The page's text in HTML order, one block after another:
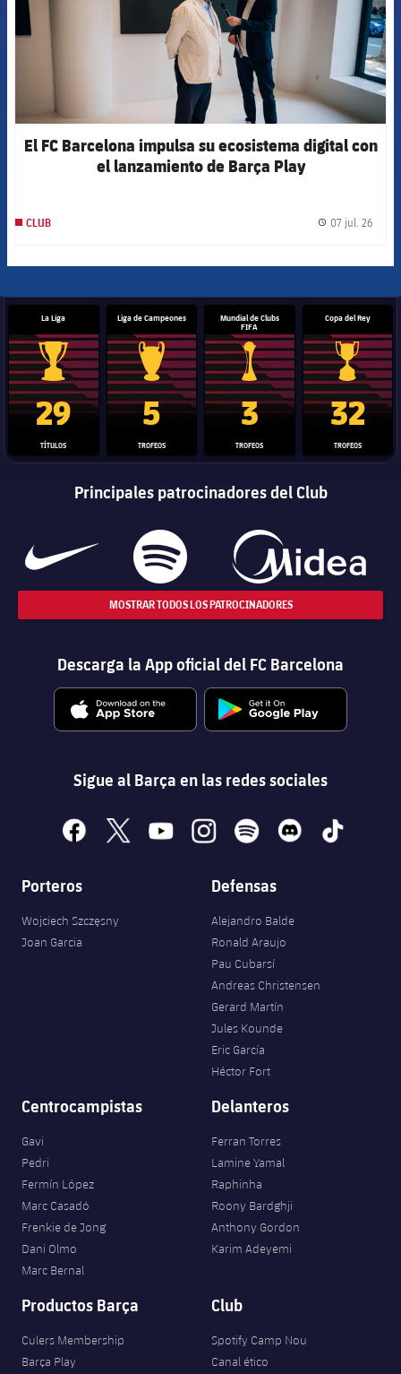
El FC Barcelona impulsa su ecosistema digital con
el lanzamiento de Barça Play
CLUB 07 jul. 26
La Liga
Trofeo de La Liga
29
TÍTULOS
Liga de Campeones
Trofeo de la Liga de Campeones
5
TROFEOS
Mundial de Clubs
FIFA
Trofeo del Mundial de
3
TROFEOS
Copa del Rey
Copa del
32
TROFEOS
Principales patrocinadores del Club
MOSTRAR TODOS LOS PATROCINADORES
Descarga la App oficial del FC Barcelona
Sigue al Barça en las redes sociales
facebook
x youtubeinstagramspotify discord tiktok
Porteros
Wojciech Szczęsny
Joan Garcia
Defensas
Alejandro Balde
Ronald Araujo
Pau Cubarsí
Andreas Christensen
Gerard Martín
Jules Kounde
Eric García
Héctor Fort
Centrocampistas
Gavi
Pedri
Fermín López
Marc Casadó
Frenkie de Jong
Dani Olmo
Marc Bernal
Delanteros
Ferran Torres
Lamine Yamal
Raphinha
Roony Bardghji
Anthony Gordon
Karim Adeyemi
Productos Barça
Culers Membership
Barça Play
Club
Spotify Camp Nou
Canal ético